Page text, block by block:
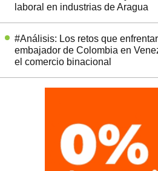
laboral en industrias de Aragua
#Análisis: Los retos que
embajador de Colombia en
el comercio binacional